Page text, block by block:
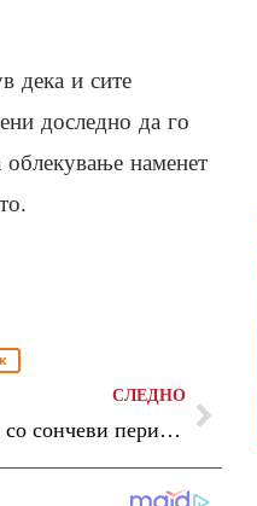
дека и сите
доследно да го
облекување наменет
СЛЕДНО
Утре променливо облачно со сончеви периоди